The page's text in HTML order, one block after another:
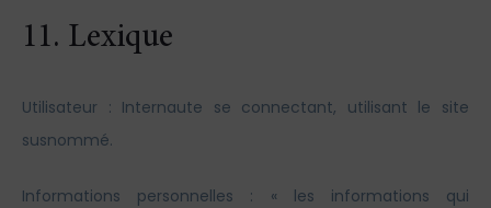
11. Lexique
Utilisateur : Internaute se connectant, utilisant le site
susnommé.
Informations personnelles : « les informations qui